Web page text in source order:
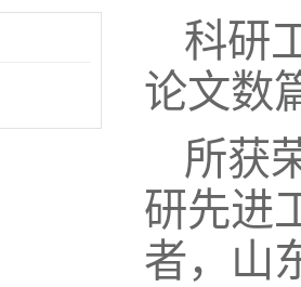
科研
论文数
所获
研先进
者，山